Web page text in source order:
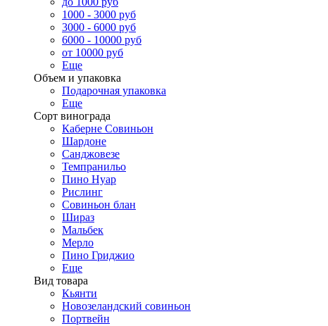
1000 - 3000 руб
3000 - 6000 руб
6000 - 10000 руб
от 10000 руб
Еще
Объем и упаковка
Подарочная упаковка
Еще
Сорт винограда
Каберне Совиньон
Шардоне
Санджовезе
Темпранильо
Пино Нуар
Рислинг
Совиньон блан
Шираз
Мальбек
Мерло
Пино Гриджио
Еще
Вид товара
Кьянти
Новозеландский совиньон
Портвейн